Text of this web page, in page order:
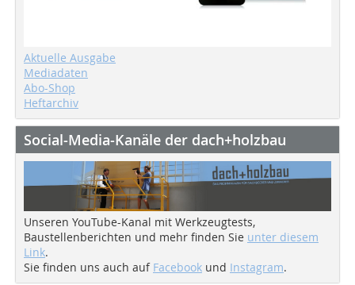
Aktuelle Ausgabe
Mediadaten
Abo-Shop
Heftarchiv
Social-Media-Kanäle der dach+holzbau
Unseren YouTube-Kanal mit Werkzeugtests,
Baustellenberichten und mehr finden Sie unter diesem
Link.
Sie finden uns auch auf Facebook und Instagram.